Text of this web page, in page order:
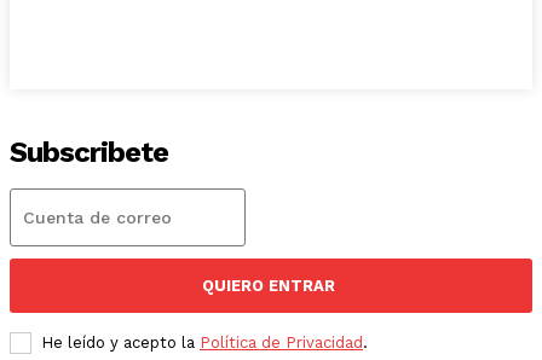
Subscribete
QUIERO ENTRAR
He leído y acepto la Política de Privacidad .